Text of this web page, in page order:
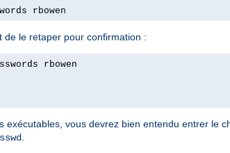
rbowen
le retaper pour confirmation :
rbowen
exécutables, vous devrez bien entendu entrer le